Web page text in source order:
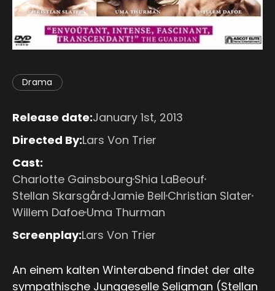
Drama
Release date:January 1st, 2013
Directed By:Lars Von Trier
Cast:
Charlotte Gainsbourg Shia LaBeouf
Stellan Skarsgård Jamie Bell Christian Slater
Willem DafoeUma Thurman
Screenplay:Lars Von Trier
An einem kalten Winterabend findet der alte
sympathische Junggeselle Seligman (Stellan